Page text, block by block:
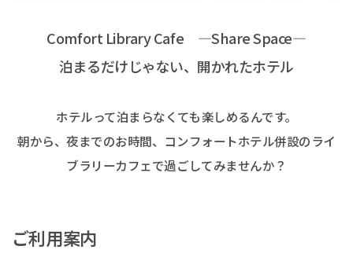
Comfort Library Cafe ―Share Space―
泊まるだけじゃない、開かれたホテル
ホテルって泊まらなくても楽しめるんです。
朝から、夜までのお時間、コンフォートホテル併設のライ
ブラリーカフェで過ごしてみませんか？
ご利用案内